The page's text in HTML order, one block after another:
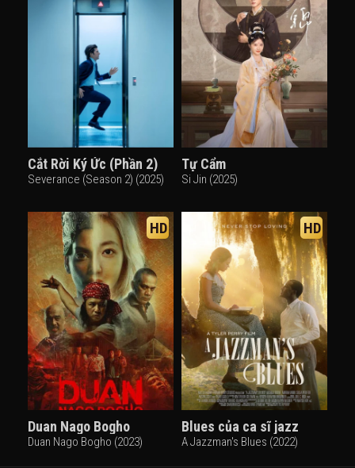
Cắt Rời Ký Ức (Phần 2)
Severance (Season 2) (2025)
Tự Cẩm
Si Jin (2025)
HD
Duan Nago Bogho
Duan Nago Bogho (2023)
HD
Blues của ca sĩ jazz
A Jazzman's Blues (2022)